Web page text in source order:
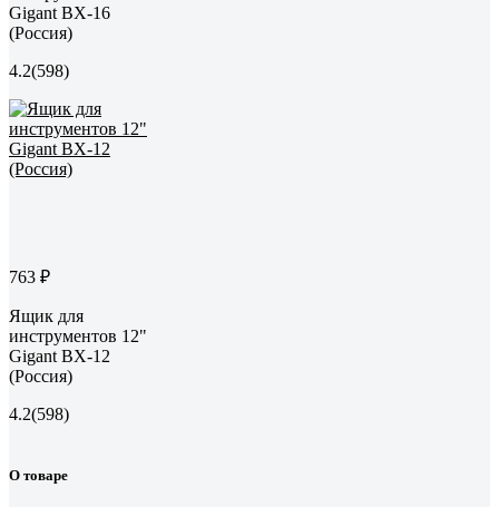
Gigant BX-16
(Россия)
4.2(598)
763 ₽
Ящик для
инструментов 12"
Gigant BX-12
(Россия)
4.2(598)
О товаре